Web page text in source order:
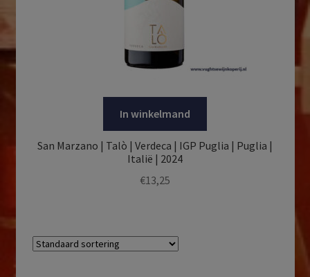
In winkelmand
San Marzano | Talò | Verdeca | IGP Puglia | Puglia |
Italië | 2024
€13,25